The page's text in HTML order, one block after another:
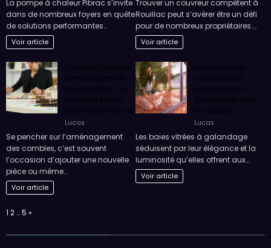
La pompe à chaleur Pibrac s’invite
dans de nombreux foyers en quête
de solutions performantes…
Voir article
Trouver un couvreur compétent à
Rouillac peut s’avérer être un défi
pour de nombreux propriétaires.…
Voir article
L’impact fiscal de
l’aménagement
des combles : ce
qu’il faut savoir
avant de se lancer
Lucas
Se pencher sur l’aménagement
des combles, c’est souvent
l’occasion d’ajouter une nouvelle
pièce ou même…
Voir article
Inconvénients
courants des
baies vitrées à
galandage selon
les experts
Lucas
Les baies vitrées à galandage
séduisent par leur élégance et la
luminosité qu’elles offrent aux…
Voir article
Page:
1 2 …5 Next
»